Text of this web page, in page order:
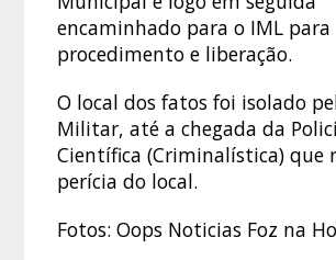
encaminhado para o IML para
procedimento e liberação.
O local dos fatos foi isolado
Militar, até a chegada da
Científica (Criminalística) que
perícia do local.
Fotos: Oops Noticias Foz